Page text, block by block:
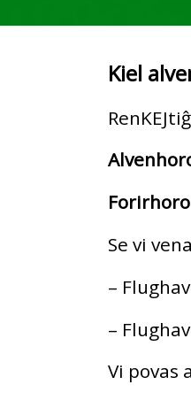
Kiel
Forirhoro
Se vi
–
–
Vi povas